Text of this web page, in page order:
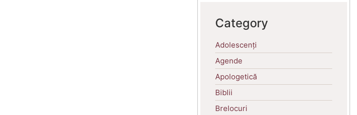
Category
Adolescenți
Agende
Apologetică
Biblii
Brelocuri